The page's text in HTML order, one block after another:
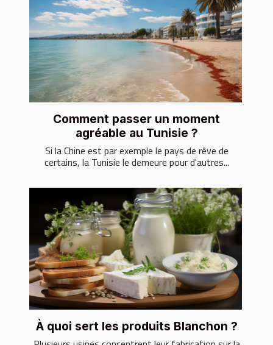
Comment passer un moment
agréable au Tunisie ?
Si la Chine est par exemple le pays de rêve de
certains, la Tunisie le demeure pour d'autres...
À quoi sert les produits Blanchon ?